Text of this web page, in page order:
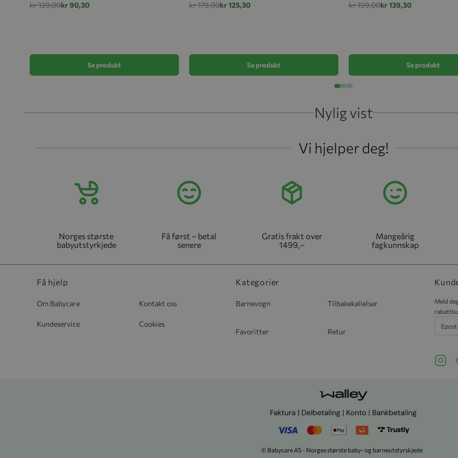
kr 129,00kr 90,30
Se produkt
kr 179,00kr 125,30
Se produkt
kr 199,00kr 139,30
Se produkt
Nylig vist
Vi hjelper deg!
Norges største
babyutstyrkjede
Få først – betal
senere
Gratis frakt over
1499,–
Mangeårig
fagkunnskap
Få hjelp
Om Babycare Kontakt oss
Kundeservice Cookies
Kategorier
Barnevogn Tilbakekallelser
Favoritter Retur
Meld
See
© Babycare AS - Norges største baby- og barneutstyrskjede